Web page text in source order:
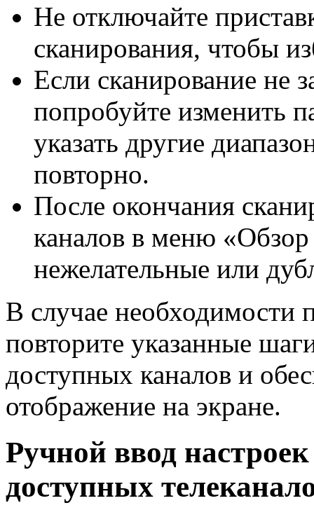
Не отключайте
сканирования, чтобы
Если сканирование не
попробуйте изменить
указать другие
повторно.
После окончания
каналов в меню «Обзор
нежелательные или
В случае необходимости
повторите указанные
доступных каналов и
отображение на экране.
Ручной ввод
доступных